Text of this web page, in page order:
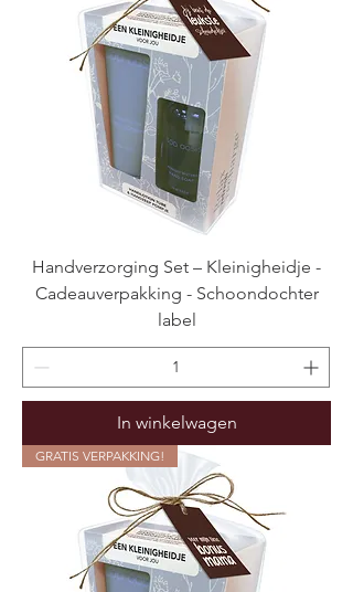
Handverzorging Set – Kleinigheidje -
Cadeauverpakking - Schoondochter
label
In winkelwagen
GRATIS VERPAKKING!